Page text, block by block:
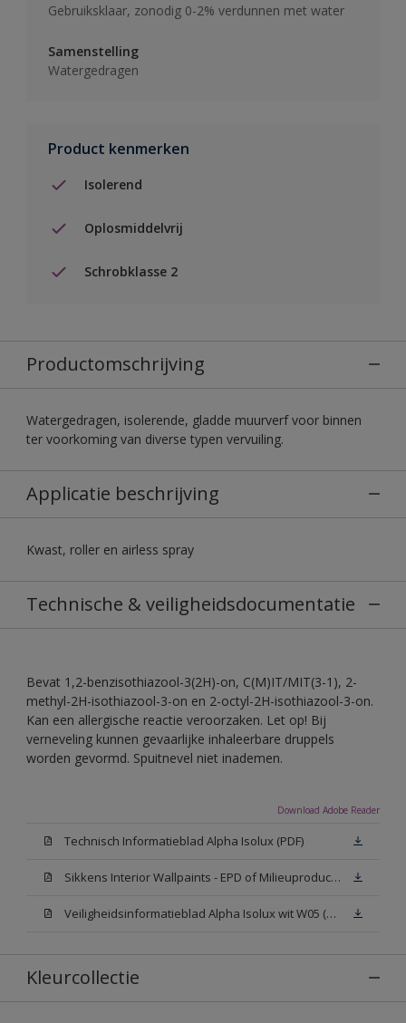
Gebruiksklaar, zonodig 0-2% verdunnen met water
Samenstelling
Watergedragen
Product kenmerken
Isolerend
Oplosmiddelvrij
Schrobklasse 2
Productomschrijving
Watergedragen, isolerende, gladde muurverf voor binnen
ter voorkoming van diverse typen vervuiling.
Applicatie beschrijving
Kwast, roller en airless spray
Technische & veiligheidsdocumentatie
Bevat 1,2-benzisothiazool-3(2H)-on, C(M)IT/MIT(3-1), 2-
methyl-2H-isothiazool-3-on en 2-octyl-2H-isothiazool-3-on.
Kan een allergische reactie veroorzaken. Let op! Bij
verneveling kunnen gevaarlijke inhaleerbare druppels
worden gevormd. Spuitnevel niet inademen.
Download Adobe Reader
Technisch Informatieblad Alpha Isolux (PDF)
Sikkens Interior Wallpaints - EPD of Milieuproductverklaring
Veiligheidsinformatieblad Alpha Isolux wit W05 (SDS)
Kleurcollectie